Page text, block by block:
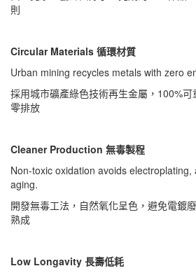
則
Circular Materials 循環材質
Urban mining recycles metals with zero
採用城市礦產綠色技術再生金屬，100%
零排放
Cleaner Production 無毒製程
Non-toxic oxidation avoids electroplating,
aging.
開發無毒工法，自然氧化呈色，避免電鍍
熟成
Low Longavity 長壽低耗